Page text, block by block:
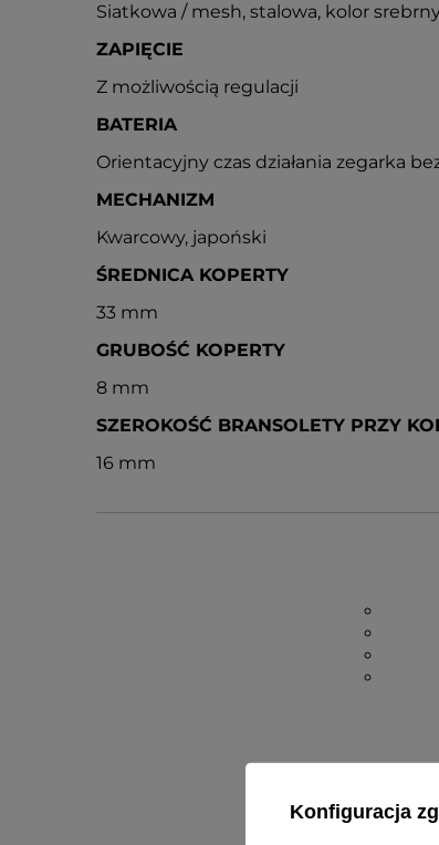
Siatkowa / mesh, stalowa, kolor
ZAPIĘCIE
Z możliwością regulacji
BATERIA
Orientacyjny czas działania zegarka
MECHANIZM
Kwarcowy, japoński
ŚREDNICA KOPERTY
33 mm
GRUBOŚĆ KOPERTY
8 mm
SZEROKOŚĆ BRANSOLETY PRZY
16 mm
Konfiguracja